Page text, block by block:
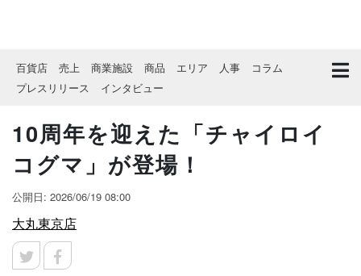
百貨店 売上 商業施設 商品 エリア 人事
コラム
プレスリリース
インタビュー
10周年を迎えた「チャイロイ
コグマ」が登場！
公開日: 2026/06/19 08:00
大丸東京店